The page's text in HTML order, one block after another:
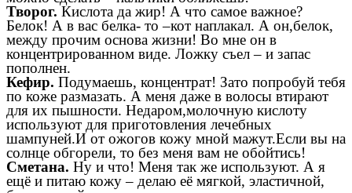
Творог. Кислота да жир! А что самое важное?
Белок! А в вас белка- то –кот наплакал. А он,белок,
между прочим основа жизни! Во мне он в
концентрированном виде. Ложку съел – и запас
пополнен.
Кефир. Подумаешь, концентрат! Зато попробуй тебя
по коже размазать. А меня даже в волосы втирают
для их пышности. Недаром,молочную кислоту
используют для приготовления лечебных
шампуней.И от ожогов кожу мной мажут.Если вы на
солнце обгорели, то без меня вам не обойтись!
Сметана. Ну и что! Меня так же используют. А я
ещё и питаю кожу – делаю её мягкой, эластичной,